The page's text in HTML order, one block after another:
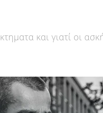
και γιατί οι